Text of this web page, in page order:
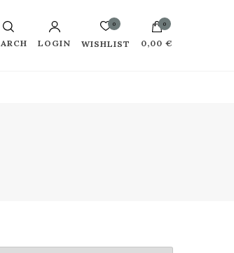
LOGIN
0
WISHLIST
0
0,00 €